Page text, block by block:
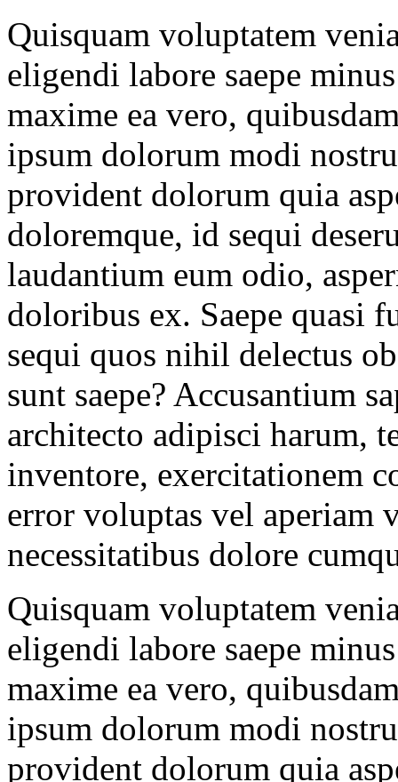
Quisquam voluptatem
eligendi labore saepe
maxime ea vero,
ipsum dolorum modi
provident dolorum quia
doloremque, id sequi
laudantium eum odio,
doloribus ex. Saepe quasi
sequi quos nihil delectus
sunt saepe? Accusantium
architecto adipisci harum,
inventore, exercitationem
error voluptas vel aperiam
necessitatibus dolore
Quisquam voluptatem
eligendi labore saepe
maxime ea vero,
ipsum dolorum modi
provident dolorum quia